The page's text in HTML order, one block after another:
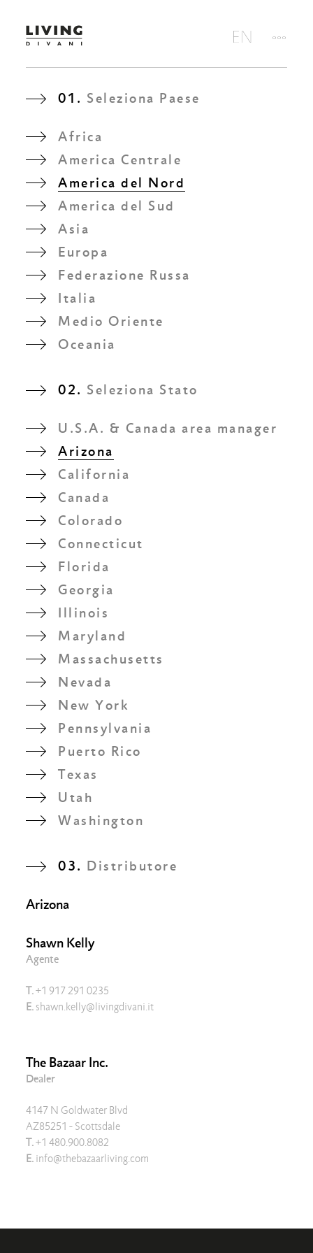
01. Seleziona Paese
Africa
America Centrale
America del Nord
America del Sud
Asia
Europa
Federazione Russa
Italia
Medio Oriente
Oceania
02. Seleziona Stato
U.S.A. & Canada area manager
Arizona
California
Canada
Colorado
Connecticut
Florida
Georgia
Illinois
Maryland
Massachusetts
Nevada
New York
Pennsylvania
Puerto Rico
Texas
Utah
Washington
03. Distributore
Arizona
Shawn Kelly
Agente
T.+1 917 291 0235
E. shawn.kelly@livingdivani.it
The Bazaar Inc.
Dealer
4147 N Goldwater Blvd
AZ85251 - Scottsdale
T.+1 480.900.8082
E. info@thebazaarliving.com